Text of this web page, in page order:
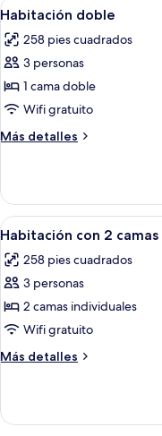
habitaciones
Abrir
todas
las
fotos
de
Habitación
doble
4
Habitación doble
258 pies cuadrados
3 personas
1 cama doble
Wifi gratuito
Más detalles
Más
doble
Abrir
todas
las
fotos
de
Habitación
con
2
individuales
6
Habitación con 2
258 pies cuadrados
3 personas
2 camas individuales
Wifi gratuito
Más detalles
Más
con